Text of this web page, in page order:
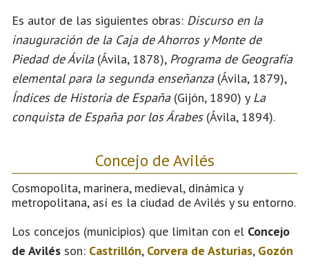
Es autor de las siguientes obras: Discurso en la
inauguración de la Caja de Ahorros y Monte de
Piedad de Ávila(Ávila, 1878), Programa de Geografía
elemental para la segunda enseñanza(Ávila, 1879),
Índices de Historia de España(Gijón, 1890) y La
conquista de España por los Árabes(Ávila, 1894).
Concejo de Avilés
Cosmopolita, marinera, medieval, dinámica y
metropolitana, así es la ciudad de Avilés y su entorno.
Los concejos (municipios) que limitan con el Concejo
de Avilés son: Castrillón, Corvera de Asturias, Gozón